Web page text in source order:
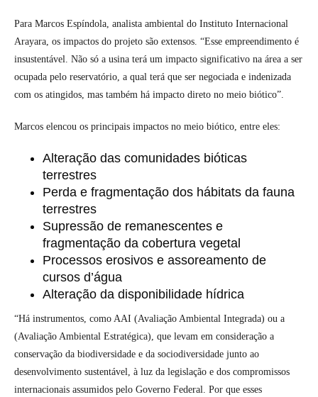
Para Marcos Espíndola, analista ambiental do Instituto Internacional
Arayara, os impactos do projeto são extensos. “Esse empreendimento é
insustentável. Não só a usina terá um impacto significativo na área a ser
ocupada pelo reservatório, a qual terá que ser negociada e indenizada
com os atingidos, mas também há impacto direto no meio biótico”.
Marcos elencou os principais impactos no meio biótico, entre eles:
Alteração das comunidades bióticas
terrestres
Perda e fragmentação dos hábitats da fauna
terrestres
Supressão de remanescentes e
fragmentação da cobertura vegetal
Processos erosivos e assoreamento de
cursos d’água
Alteração da disponibilidade hídrica
“Há instrumentos, como AAI (Avaliação Ambiental Integrada) ou a
(Avaliação Ambiental Estratégica), que levam em consideração a
conservação da biodiversidade e da sociodiversidade junto ao
desenvolvimento sustentável, à luz da legislação e dos compromissos
internacionais assumidos pelo Governo Federal. Por que esses